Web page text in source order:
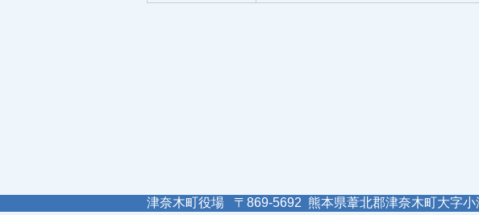
津奈木町役場 〒869-5692 熊本県葦北郡津奈木町大字